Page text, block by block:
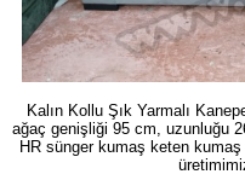
Kalın Kollu Şık Yarmalı
ağaç genişliği 95 cm, uzunluğu
HR sünger kumaş keten